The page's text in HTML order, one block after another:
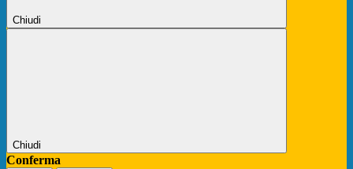
Chiudi
Chiudi
Conferma